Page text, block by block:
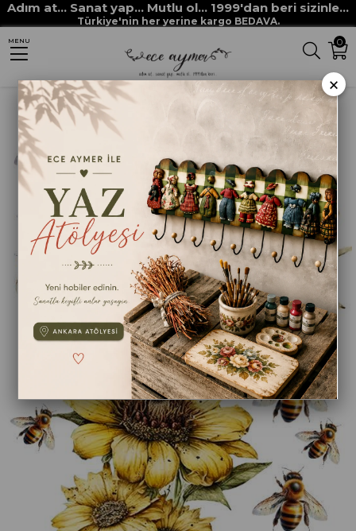
Adım at... Sanat yap... Mutlu ol... 1999'dan beri sizinle...
Türkiye'nin her yerine kargo BEDAVA.
0
MENU
Anasayfa DEKUPAJ KAĞITLARI ECE AYMER DEKUPAJ / PİRİNÇ KAĞITLARI
ECE AYMER ÖZEL KAĞITLAR ECE AYMER AYÇİÇEKLİ SET 1
×